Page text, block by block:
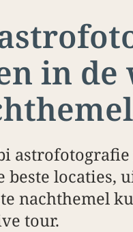
in de
beste locaties,
nachthemel
tour.